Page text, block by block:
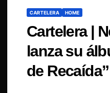
CARTELERA HOME
Cartelera |
lanza su
de Recaída”